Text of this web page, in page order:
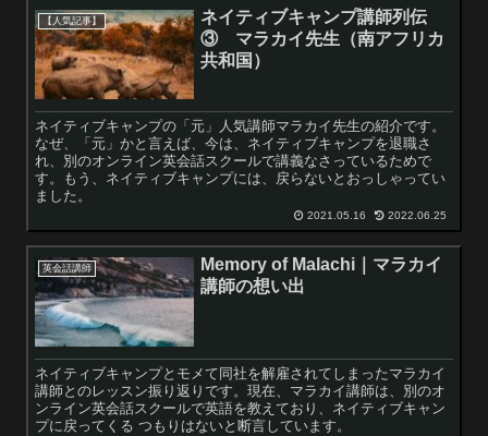
【人気記事】
ネイティブキャンプ講師列伝
③ マラカイ先生（南アフリカ
共和国）
ネイティブキャンプの「元」人気講師マラカイ先生の紹介です。
なぜ、「元」かと言えば、今は、ネイティブキャンプを退職さ
れ、別のオンライン英会話スクールで講義なさっているためで
す。もう、ネイティブキャンプには、戻らないとおっしゃってい
ました。
2021.05.16 2022.06.25
英会話講師
Memory of Malachi｜マラカイ
講師の想い出
ネイティブキャンプとモメて同社を解雇されてしまったマラカイ
講師とのレッスン振り返りです。現在、マラカイ講師は、別のオ
ンライン英会話スクールで英語を教えており、ネイティブキャン
プに戻ってくる つもりはないと断言しています。